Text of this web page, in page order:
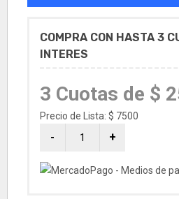
COMPRA CON HASTA 3
INTERES
3 Cuotas de $
Precio de Lista: $ 7500